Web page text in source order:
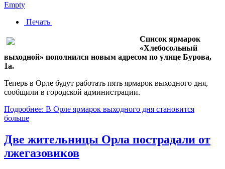
Empty
Печать
Список ярмарок
«Хлебосольный
выходной» пополнился новым адресом по улице Бурова,
1а.
Теперь в Орле будут работать пять ярмарок выходного дня,
сообщили в городской администрации.
Подробнее: В Орле ярмарок выходного дня становится
больше
Две жительницы Орла пострадали от
лжегазовиков